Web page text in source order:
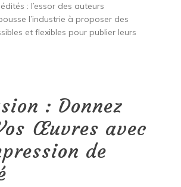
: l’essor des auteurs
l’industrie à proposer des
et flexibles pour publier leurs
: Donnez
Œuvres avec
de